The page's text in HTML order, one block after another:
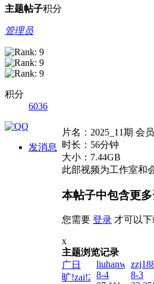
主题帖子积分
管理员
积分
6036
发消息
片名：2025_11期 会
时长：56分钟
大小：7.44GB
此部视频为工作室和
本帖子中包含更
您需要 登录 才可以
x
主题浏览记录
广日
旷!zai!2026-
8-4
8-3